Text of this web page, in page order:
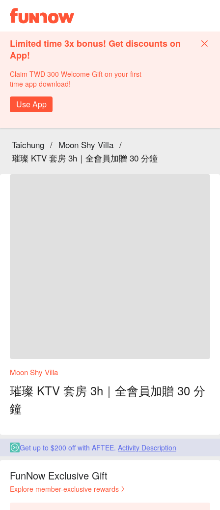
Limited time 3x bonus! Get discounts on
App!
Claim TWD 300 Welcome Gift on your first
time app download!
Use App
Taichung / Moon Shy Villa /
璀璨 KTV 套房 3h｜全會員加贈 30 分鐘
Moon Shy Villa
璀璨 KTV 套房 3h｜全會員加贈 30 分
鐘
Get up to $200 off with AFTEE. Activity Description
FunNow Exclusive Gift
Explore member-exclusive rewards